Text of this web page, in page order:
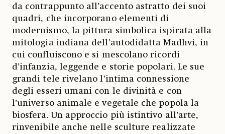
da contrappunto all’accento astratto dei suoi
quadri, che incorporano elementi di
modernismo, la pittura simbolica ispirata alla
mitologia indiana dell’autodidatta Madhvi, in
cui confluiscono e si mescolano ricordi
d’infanzia, leggende e storie popolari. Le sue
grandi tele rivelano l’intima connessione
degli esseri umani con le divinità e con
l’universo animale e vegetale che popola la
biosfera. Un approccio più istintivo all’arte,
rinvenibile anche nelle sculture realizzate